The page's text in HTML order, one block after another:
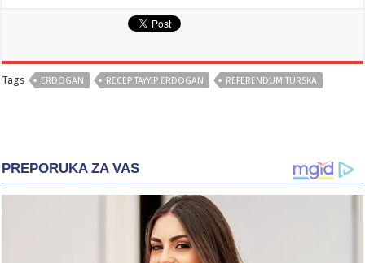
Tags ERDOGAN RECEP TAYYIP ERDOGAN REFERENDUM TURSKA